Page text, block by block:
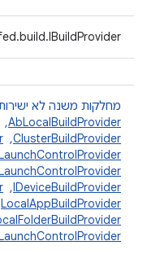
מחלקות משנה לא
AbLocalBuildProvider
, ‏
ClusterBuildProvider
, ‏
IDeviceBuildProvider
, ‏
LocalAppBuildProvider